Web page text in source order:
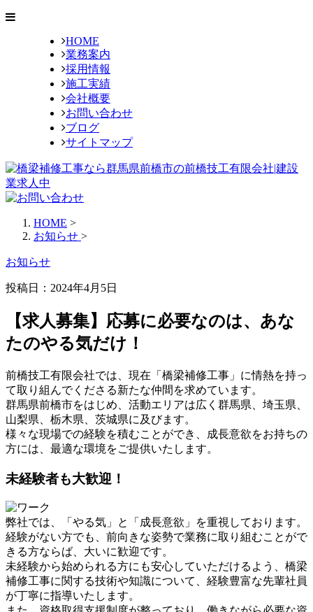
HOME
業務案内
採用情報
施工実績
会社概要
お問い合わせ
ブログ
サイトマップ
HOME >
お知らせ >
お知らせ
投稿日：2024年4月5日
【求人募集】応募に必要なのは、あな
たのやる気だけ！
前橋技工有限会社では、現在「橋梁補修工事」に情熱を持っ
て取り組んでくださる新たな仲間を求めています。
群馬県前橋市をはじめ、活動エリアは広く群馬県、埼玉県、
山梨県、栃木県、茨城県に及びます。
様々な現場での経験を積むことができ、成長意欲をお持ちの
方には、最適な環境をご提供いたします。
未経験者も大歓迎！
弊社では、「やる気」と「成長意欲」を重視しております。
経験がない方でも、前向きな姿勢で業務に取り組むことがで
きる方ならば、大いに歓迎です。
未経験から始められる方にも安心していただけるよう、橋梁
補修工事に関する技術や知識について、経験豊富な先輩社員
が丁寧に指導いたします。